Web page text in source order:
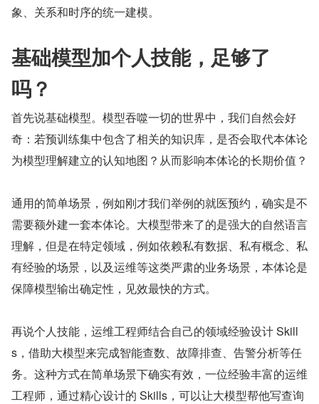
象、关系和时序的统一建模。
基础模型加个人技能，足够了
吗？
首先说基础模型。模型吞噬一切的世界中，我们自然会好
奇：若预训练集中包含了相关的知识库，是否会取代本体论
为模型理解建立的认知地图？从而影响本体论的长期价值？
通用的简单场景，例如刚才我们举例的就医预约，确实是不
需要额外建一套本体论。大模型带来了的是强大的自然语言
理解，但是在特定领域，例如依赖私有数据、私有概念、私
有经验的场景，以及运维等这类严肃的业务场景，本体论是
保障模型输出确定性，见效最快的方式。
再说个人技能，运维工程师结合自己的领域经验设计 Skill
s，借助大模型来完成智能查数、故障排查、告警分析等任
务。这种方式在简单场景下确实有效，一位经验丰富的运维
工程师，通过精心设计的 Skills，可以让大模型帮他写查询